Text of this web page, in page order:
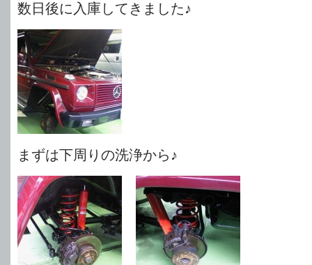
数日後に入庫してきました♪
まずは下周りの洗浄から♪